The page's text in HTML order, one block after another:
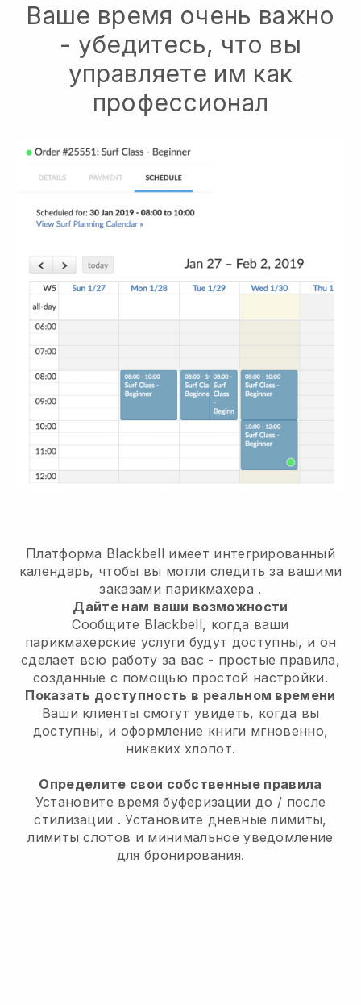
Ваше время очень важно
- убедитесь, что вы
управляете им как
профессионал
Платформа Blackbell имеет интегрированный
календарь, чтобы вы могли следить за вашими
заказами парикмахера .
Дайте нам ваши возможности
Сообщите Blackbell, когда ваши
парикмахерские услуги будут доступны, и он
сделает всю работу за вас - простые правила,
созданные с помощью простой настройки.
Показать доступность в реальном времени
Ваши клиенты смогут увидеть, когда вы
доступны, и оформление книги мгновенно,
никаких хлопот.
Определите свои собственные правила
Установите время буферизации до / после
стилизации . Установите дневные лимиты,
лимиты слотов и минимальное уведомление
для бронирования.